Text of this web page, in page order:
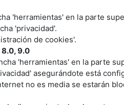
'herramientas' en la parte
'privacidad'.
de cookies'.
8.0, 9.0
'herramientas' en la parte
asegurándote está
no es media se estarán